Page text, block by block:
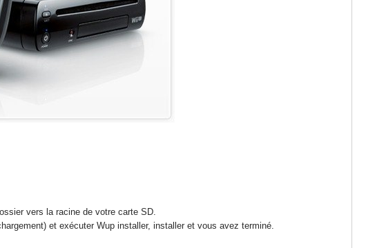
vers la racine de votre carte SD.
et exécuter Wup installer, installer et vous avez terminé.